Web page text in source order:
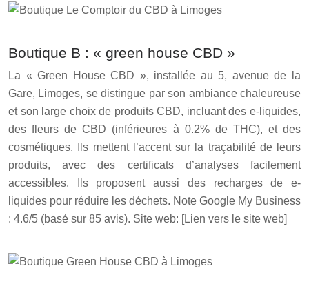
Boutique B : « green house CBD »
La « Green House CBD », installée au 5, avenue de la
Gare, Limoges, se distingue par son ambiance chaleureuse
et son large choix de produits CBD, incluant des e-liquides,
des fleurs de CBD (inférieures à 0.2% de THC), et des
cosmétiques. Ils mettent l’accent sur la traçabilité de leurs
produits, avec des certificats d’analyses facilement
accessibles. Ils proposent aussi des recharges de e-
liquides pour réduire les déchets. Note Google My Business
: 4.6/5 (basé sur 85 avis). Site web: [Lien vers le site web]